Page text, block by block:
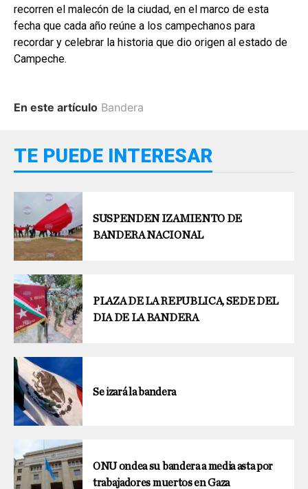
recorren el malecón de la ciudad, en el marco de esta
fecha que cada año reúne a los campechanos para
recordar y celebrar la historia que dio origen al estado de
Campeche.
En este artículo Bandera
TE PUEDE INTERESAR
SUSPENDEN IZAMIENTO DE
BANDERA NACIONAL
PLAZA DE LA REPUBLICA, SEDE DEL
DIA DE LA BANDERA
Se izará la bandera
ONU ondea su bandera a media asta por
trabajadores muertos en Gaza